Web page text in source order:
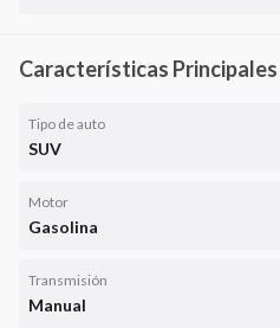
Características Principales
Tipo de auto
SUV
Motor
Gasolina
Transmisión
Manual